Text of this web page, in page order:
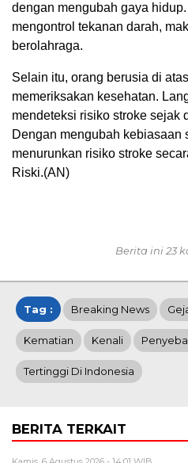
dengan mengubah gaya
mengontrol tekanan darah,
berolahraga.
Selain itu, orang berusia di
memeriksakan kesehatan.
mendeteksi risiko stroke sejak
Dengan mengubah kebiasaan
menurunkan risiko stroke
Riski.(AN)
Berita ini 23
Tag : Breaking News
Kematian Kenali
Tertinggi Di Indonesia
BERITA TERKAIT